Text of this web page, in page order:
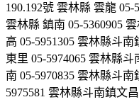
190.192號 雲林縣 雲龍
雲林縣 鎮南 05-5360905
高 05-5951305 雲林縣斗
東里 05-5974065 雲林縣
南 05-5970835 雲林縣斗
5975581 雲林縣斗南鎮文